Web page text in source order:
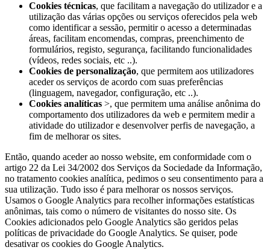
Cookies técnicas, que facilitam a navegação do utilizador e a
utilização das várias opções ou serviços oferecidos pela web
como identificar a sessão, permitir o acesso a determinadas
áreas, facilitam encomendas, compras, preenchimento de
formulários, registo, segurança, facilitando funcionalidades
(vídeos, redes sociais, etc ..).
Cookies de personalização, que permitem aos utilizadores
aceder os serviços de acordo com suas preferências
(linguagem, navegador, configuração, etc ..).
Cookies analíticas >, que permitem uma análise anônima do
comportamento dos utilizadores da web e permitem medir a
atividade do utilizador e desenvolver perfis de navegação, a
fim de melhorar os sites.
Então, quando aceder ao nosso website, em conformidade com o
artigo 22 da Lei 34/2002 dos Serviços da Sociedade da Informação,
no tratamento cookies analítica, pedimos o seu consentimento para a
sua utilização. Tudo isso é para melhorar os nossos serviços.
Usamos o Google Analytics para recolher informações estatísticas
anônimas, tais como o número de visitantes do nosso site. Os
Cookies adicionados pelo Google Analytics são geridos pelas
políticas de privacidade do Google Analytics. Se quiser, pode
desativar os cookies do Google Analytics.